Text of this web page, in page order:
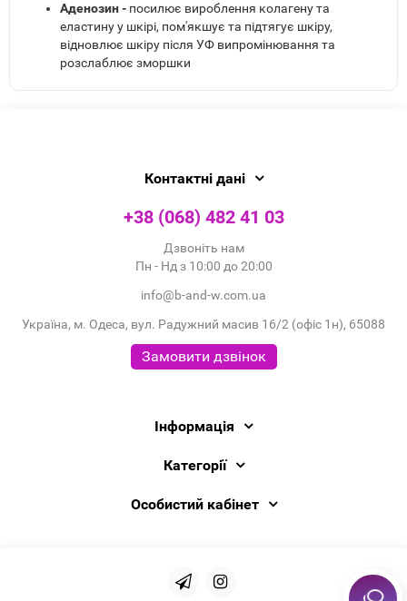
Аденозин - посилює вироблення колагену та
еластину у шкірі, пом'якшує та підтягує шкіру,
відновлює шкіру після УФ випромінювання та
розслаблює зморшки
Контактні дані
+38 (068) 482 41 03
Дзвоніть нам
Пн - Нд з 10:00 до 20:00
info@b-and-w.com.ua
Україна, м. Одеса, вул. Радужний масив 16/2 (офіс 1н), 65088
Замовити дзвінок
Інформація
Категорії
Особистий кабінет